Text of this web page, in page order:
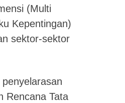
(Multi
Kepentingan)
sektor-sektor
Rencana Tata